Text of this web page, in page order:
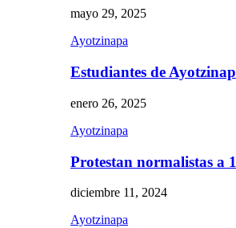
mayo 29, 2025
Ayotzinapa
Estudiantes de
enero 26, 2025
Ayotzinapa
Protestan normalistas a
diciembre 11, 2024
Ayotzinapa